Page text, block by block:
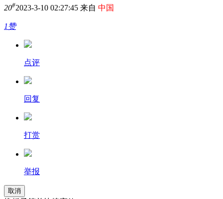
20#2023-3-10 02:27:45 来自 中国
1赞
点评
回复
打赏
举报
取消